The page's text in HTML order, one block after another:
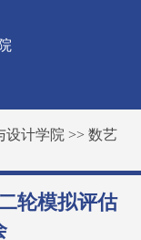
设计学院 >>数艺
轮模拟评估